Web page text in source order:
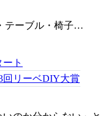
テーブル・椅子…
ト
回リーベDIY大賞